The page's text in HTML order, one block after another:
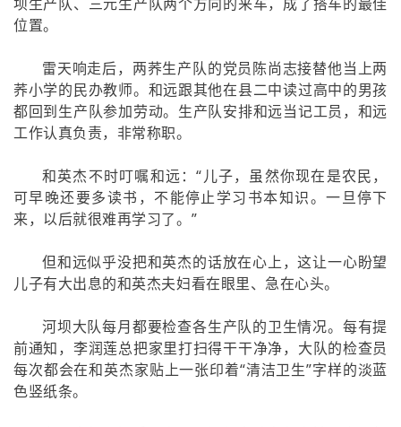
位置。
雷天响走后，两荞生产队的党员陈尚志接替他当上两
荞小学的民办教师。和远跟其他在县二中读过高中的男孩
都回到生产队参加劳动。生产队安排和远当记工员，和远
工作认真负责，非常称职。
和英杰不时叮嘱和远：“儿子，虽然你现在是农民，
可早晚还要多读书，不能停止学习书本知识。一旦停下
来，以后就很难再学习了。”
但和远似乎没把和英杰的话放在心上，这让一心盼望
儿子有大出息的和英杰夫妇看在眼里、急在心头。
河坝大队每月都要检查各生产队的卫生情况。每有提
前通知，李润莲总把家里打扫得干干净净，大队的检查员
每次都会在和英杰家贴上一张印着“清洁卫生”字样的淡蓝
色竖纸条。